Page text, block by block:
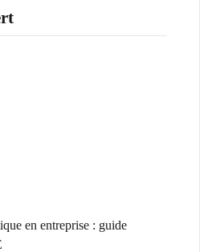
en entreprise : guide